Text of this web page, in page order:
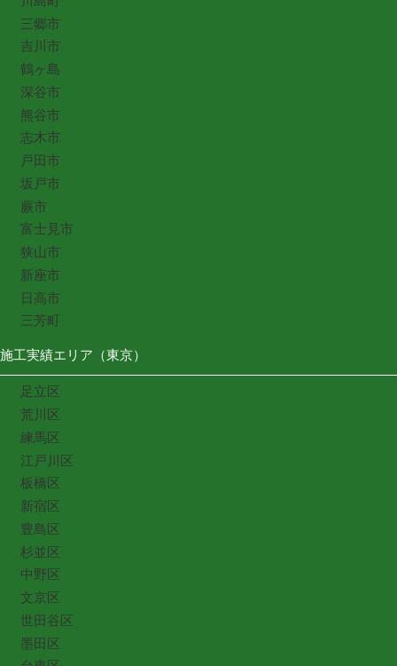
三郷市
吉川市
鶴ヶ島
深谷市
熊谷市
志木市
戸田市
坂戸市
蕨市
富士見市
狭山市
新座市
日高市
三芳町
施工実績エリア（東京）
足立区
荒川区
練馬区
江戸川区
板橋区
新宿区
豊島区
杉並区
中野区
文京区
世田谷区
墨田区